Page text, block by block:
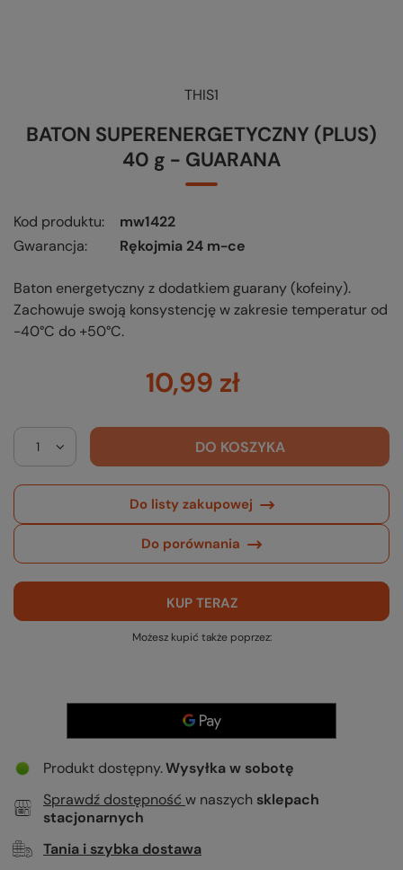
THIS1
BATON SUPERENERGETYCZNY (PLUS)
40 g - GUARANA
Kod produktu
mw1422
Gwarancja
Rękojmia 24 m-ce
Baton energetyczny z dodatkiem guarany (kofeiny).
Zachowuje swoją konsystencję w zakresie temperatur od
-40°C do +50°C.
10,99 zł
DO KOSZYKA
Do listy zakupowej
Do porównania
KUP TERAZ
Możesz kupić także poprzez:
Produkt dostępny Wysyłkaw sobotę
Sprawdź dostępność w naszych sklepach
stacjonarnych
Tania i szybka dostawa